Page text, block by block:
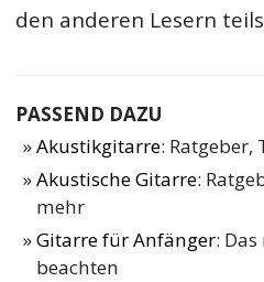
den anderen Lesern
PASSEND DAZU
Akustikgitarre: Ratgeber,
Akustische Gitarre:
mehr
Gitarre für Anfänger:
beachten